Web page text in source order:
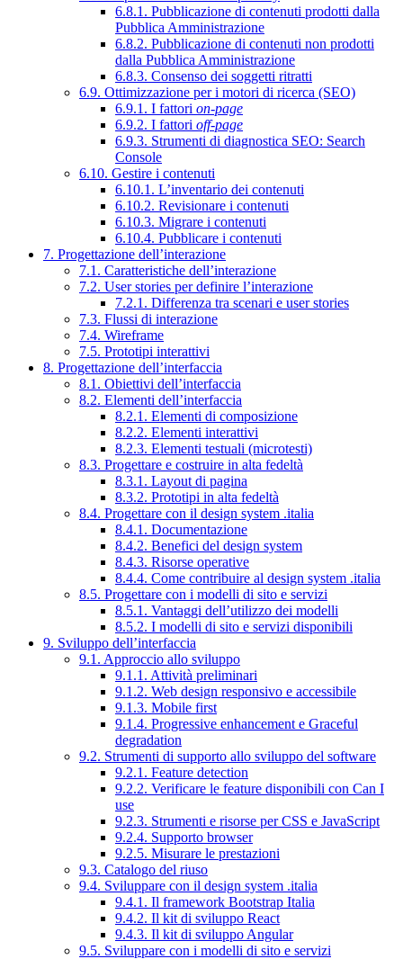
6.8.1. Pubblicazione di contenuti prodotti dalla
Pubblica Amministrazione
6.8.2. Pubblicazione di contenuti non prodotti
dalla Pubblica Amministrazione
6.8.3. Consenso dei soggetti ritratti
6.9. Ottimizzazione per i motori di ricerca (SEO)
6.9.1. I fattori on-page
6.9.2. I fattori off-page
6.9.3. Strumenti di diagnostica SEO: Search
Console
6.10. Gestire i contenuti
6.10.1. L’inventario dei contenuti
6.10.2. Revisionare i contenuti
6.10.3. Migrare i contenuti
6.10.4. Pubblicare i contenuti
7. Progettazione dell’interazione
7.1. Caratteristiche dell’interazione
7.2. User stories per definire l’interazione
7.2.1. Differenza tra scenari e user stories
7.3. Flussi di interazione
7.4. Wireframe
7.5. Prototipi interattivi
8. Progettazione dell’interfaccia
8.1. Obiettivi dell’interfaccia
8.2. Elementi dell’interfaccia
8.2.1. Elementi di composizione
8.2.2. Elementi interattivi
8.2.3. Elementi testuali (microtesti)
8.3. Progettare e costruire in alta fedeltà
8.3.1. Layout di pagina
8.3.2. Prototipi in alta fedeltà
8.4. Progettare con il design system .italia
8.4.1. Documentazione
8.4.2. Benefici del design system
8.4.3. Risorse operative
8.4.4. Come contribuire al design system .italia
8.5. Progettare con i modelli di sito e servizi
8.5.1. Vantaggi dell’utilizzo dei modelli
8.5.2. I modelli di sito e servizi disponibili
9. Sviluppo dell’interfaccia
9.1. Approccio allo sviluppo
9.1.1. Attività preliminari
9.1.2. Web design responsivo e accessibile
9.1.3. Mobile first
9.1.4. Progressive enhancement e Graceful
degradation
9.2. Strumenti di supporto allo sviluppo del software
9.2.1. Feature detection
9.2.2. Verificare le feature disponibili con Can I
use
9.2.3. Strumenti e risorse per CSS e JavaScript
9.2.4. Supporto browser
9.2.5. Misurare le prestazioni
9.3. Catalogo del riuso
9.4. Sviluppare con il design system .italia
9.4.1. Il framework Bootstrap Italia
9.4.2. Il kit di sviluppo React
9.4.3. Il kit di sviluppo Angular
9.5. Sviluppare con i modelli di sito e servizi